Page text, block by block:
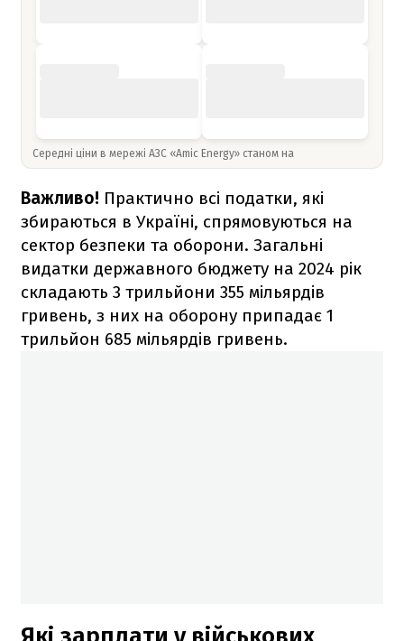
Середні ціни в мережі АЗС «Amic Energy» станом на
Важливо! Практично всі податки, які
збираються в Україні, спрямовуються на
сектор безпеки та оборони. Загальні
видатки державного бюджету на 2024 рік
складають 3 трильйони 355 мільярдів
гривень, з них на оборону припадає 1
трильйон 685 мільярдів гривень.